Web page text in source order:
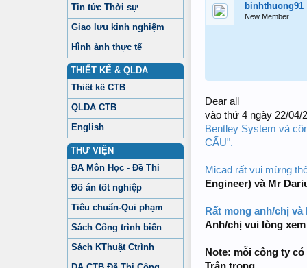
Tin tức Thời sự
Giao lưu kinh nghiệm
Hình ảnh thực tế
THIẾT KẾ & QLDA
Thiết kế CTB
QLDA CTB
English
THƯ VIỆN
ĐA Môn Học - Đề Thi
Đồ án tốt nghiệp
Tiêu chuẩn-Qui phạm
Sách Công trình biển
Sách KThuật Ctrình
binhthuong91
New Member
Dear all
vào thứ 4 ngày 22/04/
Bentley System và
CẤU".
Micad rất vui mừng
Engineer) và Mr
Rất mong anh/chị
Anh/chị vui lòng
Note: mỗi công ty